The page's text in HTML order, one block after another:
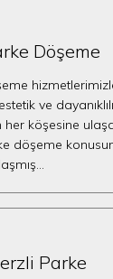
Döşeme
ve
her köşesine
döşeme
Parke